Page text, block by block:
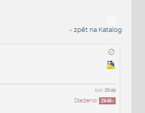
« zpět na Katalog
kat:Stoly
Staženo: 2949x